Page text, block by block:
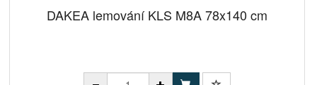
DAKEA lemování KLS M8A 78x140 cm